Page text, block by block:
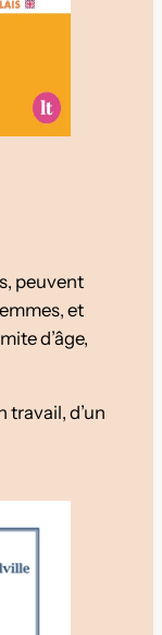
peuvent
et
d’âge,
travail, d’un